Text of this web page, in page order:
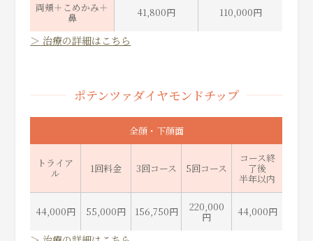
両頬＋こめかみ＋
鼻 41,800円 110,000円
＞ 治療の詳細はこちら
ポテンツァダイヤモンドチップ
全顔・下顔面
トライア
ル 1回料金 3回コース 5回コース
コース終
了後
半年以内
44,000円 55,000円 156,750円 220,000
円 44,000円